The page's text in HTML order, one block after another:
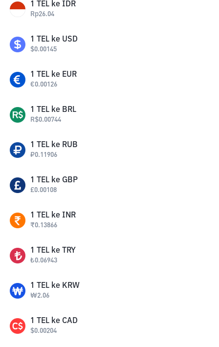
1 TEL ke IDR
Rp26.04
1 TEL ke USD
$0.00145
1 TEL ke EUR
€0.00126
1 TEL ke BRL
R$0.00744
1 TEL ke RUB
₽0.11906
1 TEL ke GBP
£0.00108
1 TEL ke INR
₹0.13866
1 TEL ke TRY
₺0.06943
1 TEL ke KRW
₩2.06
1 TEL ke CAD
$0.00204